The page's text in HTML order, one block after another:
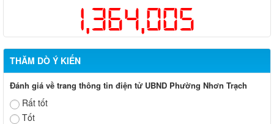
1,364,005
THĂM DÒ Ý KIẾN
Đánh giá về trang thông tin điện tử UBND Phường Nhơn Trạch
Rất tốt
Tốt